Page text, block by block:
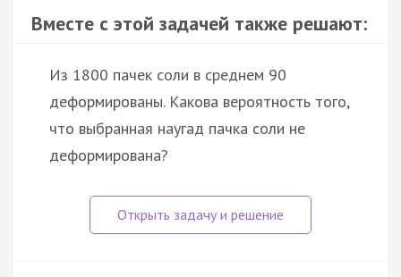
Вместе с этой задачей также решают:
Из 1800 пачек соли в среднем 90
деформированы. Какова вероятность того,
что выбранная наугад пачка соли не
деформирована?